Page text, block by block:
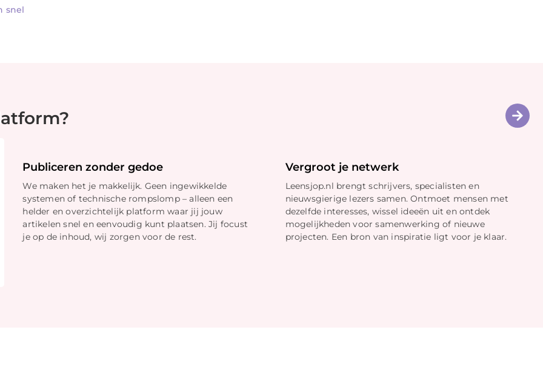
snel
Publiceren zonder gedoe
We maken het je makkelijk. Geen ingewikkelde
systemen of technische rompslomp – alleen een
helder en overzichtelijk platform waar jij jouw
artikelen snel en eenvoudig kunt plaatsen. Jij focust
je op de inhoud, wij zorgen voor de rest.
Vergroot je netwerk
Leensjop.nl brengt schrijvers, specialisten en
nieuwsgierige lezers samen. Ontmoet mensen met
dezelfde interesses, wissel ideeën uit en ontdek
mogelijkheden voor samenwerking of nieuwe
projecten. Een bron van inspiratie ligt voor je klaar.